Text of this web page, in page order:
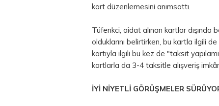
kart düzenlemesini anımsattı.
Tüfenkci, aidat alınan kartlar dışında
olduklarını belirtirken, bu kartla ilgili
kartıyla ilgili bu kez de "taksit
kartlarla da 3-4 taksitle alışveriş
İYİ NİYETLİ GÖRÜŞMELER